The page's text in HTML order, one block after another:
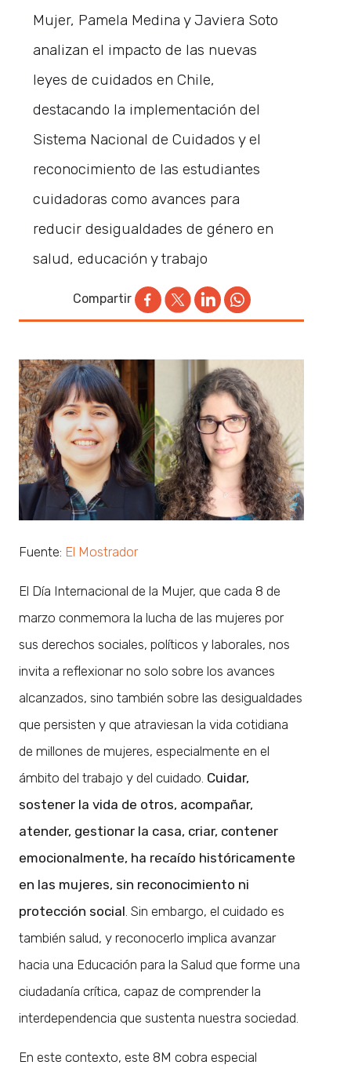
Mujer, Pamela Medina y Javiera Soto
analizan el impacto de las nuevas
leyes de cuidados en Chile,
destacando la implementación del
Sistema Nacional de Cuidados y el
reconocimiento de las estudiantes
cuidadoras como avances para
reducir desigualdades de género en
salud, educación y trabajo
Compartir
Fuente: El Mostrador
El Día Internacional de la Mujer, que cada 8 de
marzo conmemora la lucha de las mujeres por
sus derechos sociales, políticos y laborales, nos
invita a reflexionar no solo sobre los avances
alcanzados, sino también sobre las desigualdades
que persisten y que atraviesan la vida cotidiana
de millones de mujeres, especialmente en el
ámbito del trabajo y del cuidado. Cuidar,
sostener la vida de otros, acompañar,
atender, gestionar la casa, criar, contener
emocionalmente, ha recaído históricamente
en las mujeres, sin reconocimiento ni
protección social . Sin embargo, el cuidado es
también salud, y reconocerlo implica avanzar
hacia una Educación para la Salud que forme una
ciudadanía crítica, capaz de comprender la
interdependencia que sustenta nuestra sociedad.
En este contexto, este 8M cobra especial